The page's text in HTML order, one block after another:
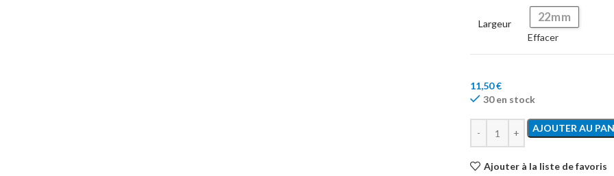
Largeur 22mm
Effacer
11,50€
30 en stock
AJOUTER AU
Ajouter à la liste de favoris